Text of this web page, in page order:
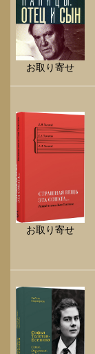
お取り寄せ
お取り寄せ